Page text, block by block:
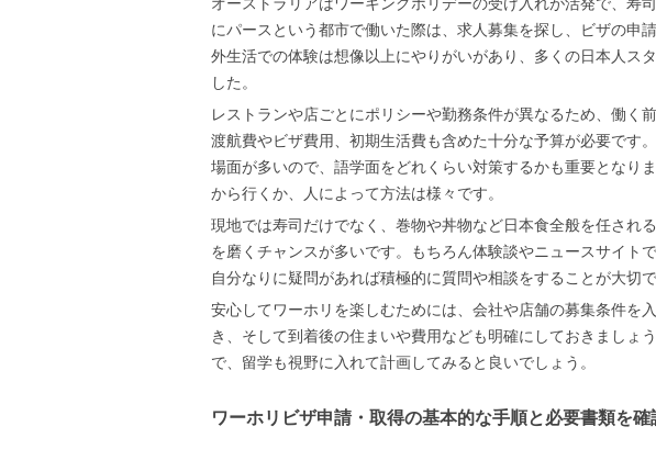
にパースという都市で働いた際は、求人募集を探し、ビザの申
外生活での体験は想像以上にやりがいがあり、多くの日本人ス
した。
レストランや店ごとにポリシーや勤務条件が異なるため、働く
渡航費やビザ費用、初期生活費も含めた十分な予算が必要です
場面が多いので、語学面をどれくらい対策するかも重要となり
から行くか、人によって方法は様々です。
現地では寿司だけでなく、巻物や丼物など日本食全般を任され
を磨くチャンスが多いです。もちろん体験談やニュースサイト
自分なりに疑問があれば積極的に質問や相談をすることが大切で
安心してワーホリを楽しむためには、会社や店舗の募集条件を
き、そして到着後の住まいや費用なども明確にしておきましょ
で、留学も視野に入れて計画してみると良いでしょう。
ワーホリビザ申請・取得の基本的な手順と必要書類を確